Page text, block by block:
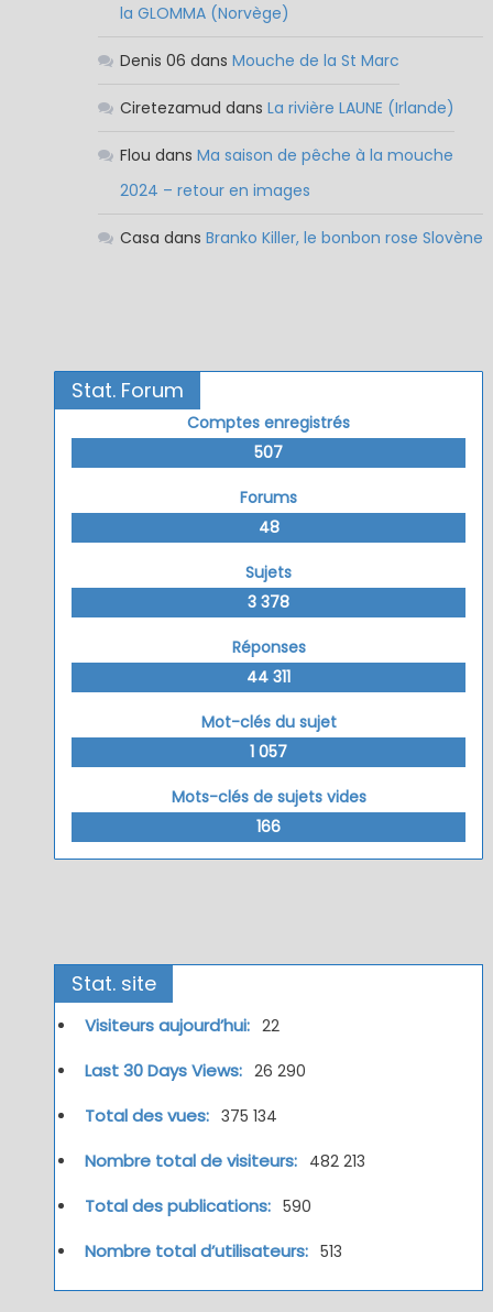
la GLOMMA (Norvège)
Denis 06 dans Mouche de la St Marc
Ciretezamud dans La rivière LAUNE (Irlande)
Flou dans Ma saison de pêche à la mouche
2024 – retour en images
Casa dans Branko Killer, le bonbon rose Slovène
Stat. Forum
Comptes enregistrés
507
Forums
48
Sujets
3 378
Réponses
44 311
Mot-clés du sujet
1 057
Mots-clés de sujets vides
166
Stat. site
Visiteurs aujourd’hui: 22
Last 30 Days Views: 26 290
Total des vues: 375 134
Nombre total de visiteurs: 482 213
Total des publications: 590
Nombre total d’utilisateurs: 513